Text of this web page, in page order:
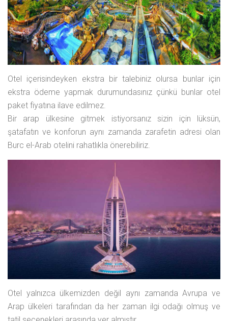
Otel içerisindeyken ekstra bir talebiniz olursa bunlar için
ekstra ödeme yapmak durumundasınız çünkü bunlar otel
paket fiyatına ilave edilmez.
Bir arap ülkesine gitmek istiyorsanız sizin için lüksün,
şatafatın ve konforun aynı zamanda zarafetin adresi olan
Burc el-Arab otelini rahatlıkla önerebiliriz.
Otel yalnızca ülkemizden değil aynı zamanda Avrupa ve
Arap ülkeleri tarafından da her zaman ilgi odağı olmuş ve